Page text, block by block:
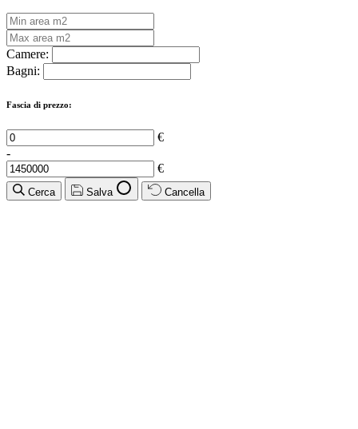
Camere:
Bagni:
Fascia di prezzo:
€
-
€
Cerca Salva Cancella